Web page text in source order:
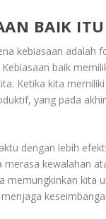
BAIK
kebiasaan adalah
baik
Ketika kita
yang pada
dengan lebih
kewalahan
kita